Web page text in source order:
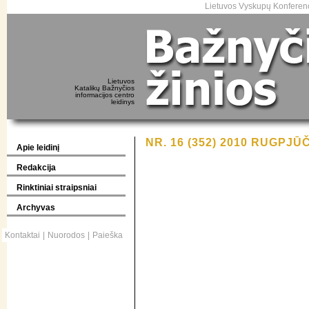
Lietuvos Vyskupų
Lietuvos
Katalikų Bažnyčios
informacijos centro
leidinys
Apie leidinį
Redakcija
Rinktiniai straipsniai
Archyvas
Kontaktai Nuorodos Paieška
NR. 16 (352) 2010